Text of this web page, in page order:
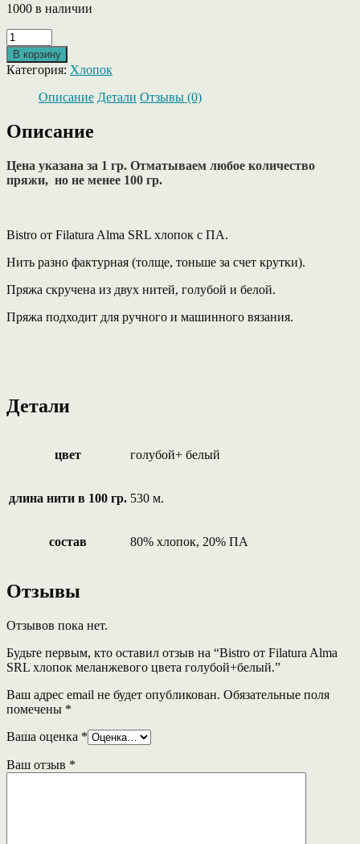
1000 в наличии
Количество
товара
Bistro
от
Filatura
SRL
хлопок
цвета
голубой+белый.
В корзину
Категория: Хлопок
Описание Детали Отзывы (0)
Описание
Цена указана за 1 гр. Отматываем любое количество
пряжи, но не менее 100 гр.
Bistro от Filatura Alma SRL хлопок с ПА.
Нить разно фактурная (толще, тоньше за счет крутки).
Пряжа скручена из двух нитей, голубой и белой.
Пряжа подходит для ручного и машинного вязания.
Детали
цвет голубой+ белый
длина нити в 100 гр. 530 м.
состав 80% хлопок, 20% ПА
Отзывы
Отзывов пока нет.
Будьте первым, кто оставил отзыв на “Bistro от Filatura Alma
SRL хлопок меланжевого цвета голубой+белый.”
Ваш адрес email не будет опубликован. Обязательные поля
помечены *
Ваша оценка *
Ваш отзыв *